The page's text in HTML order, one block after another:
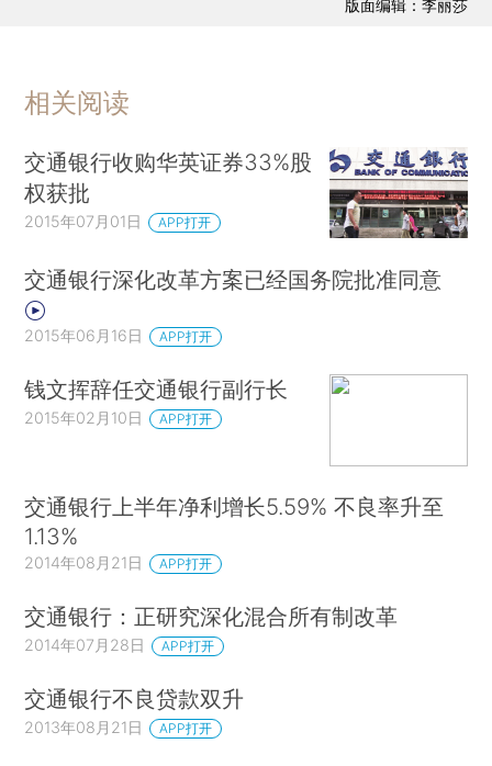
版面编辑：李丽莎
相关阅读
交通银行收购华英证券33%股
权获批
2015年07月01日 APP打开
交通银行深化改革方案已经国务院批准同意
2015年06月16日 APP打开
钱文挥辞任交通银行副行长
2015年02月10日 APP打开
交通银行上半年净利增长5.59% 不良率升至
1.13%
2014年08月21日 APP打开
交通银行：正研究深化混合所有制改革
2014年07月28日 APP打开
交通银行不良贷款双升
2013年08月21日 APP打开